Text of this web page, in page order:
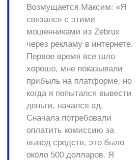
Возмущается Максим: «Я
связался с этими
мошенниками из Zebrux
через рекламу в интернете.
Первое время все шло
хорошо, мне показывали
прибыль на платформе, но
когда я попытался вывести
деньги, начался ад.
Сначала потребовали
оплатить комиссию за
вывод средств, это было
около 500 долларов. Я